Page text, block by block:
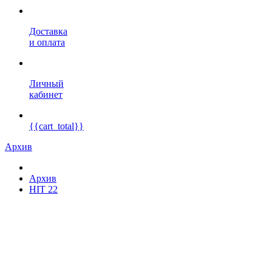
Доставка
и оплата
Личный
кабинет
{{cart_total}}
Архив
Архив
HIT 22